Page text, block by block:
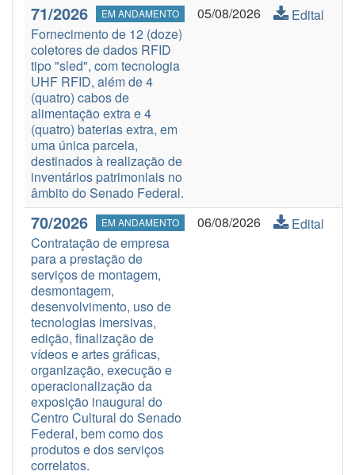
71/2026 EM ANDAMENTO
Fornecimento de 12 (doze)
coletores de dados RFID
tipo "sled", com tecnologia
UHF RFID, além de 4
(quatro) cabos de
alimentação extra e 4
(quatro) baterias extra, em
uma única parcela,
destinados à realização de
inventários patrimoniais no
âmbito do Senado Federal.
05/08/2026 Edital
70/2026 EM ANDAMENTO
Contratação de empresa
para a prestação de
serviços de montagem,
desmontagem,
desenvolvimento, uso de
tecnologias imersivas,
edição, finalização de
vídeos e artes gráficas,
organização, execução e
operacionalização da
exposição inaugural do
Centro Cultural do Senado
Federal, bem como dos
produtos e dos serviços
correlatos.
06/08/2026 Edital